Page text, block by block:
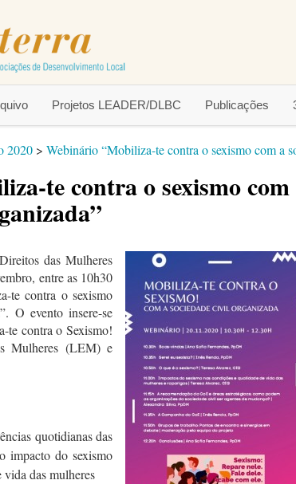
Projetos LEADER/DLBC Publicações
2020 > Webinário “Mobiliza-te contra o sexismo com a
te contra o sexismo com
das Mulheres
entre as 10h30
te contra o sexismo
O evento insere-se
te contra o Sexismo!
Mulheres (LEM) e
quotidianas das
impacto do sexismo
vida das mulheres